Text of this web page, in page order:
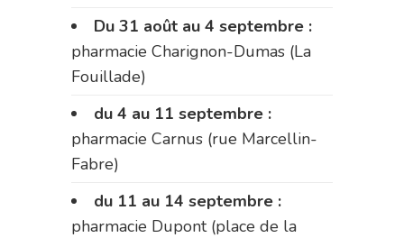
Du 31 août au 4 septembre :
pharmacie Charignon-Dumas (La
Fouillade)
du 4 au 11 septembre :
pharmacie Carnus (rue Marcellin-
Fabre)
du 11 au 14 septembre :
pharmacie Dupont (place de la